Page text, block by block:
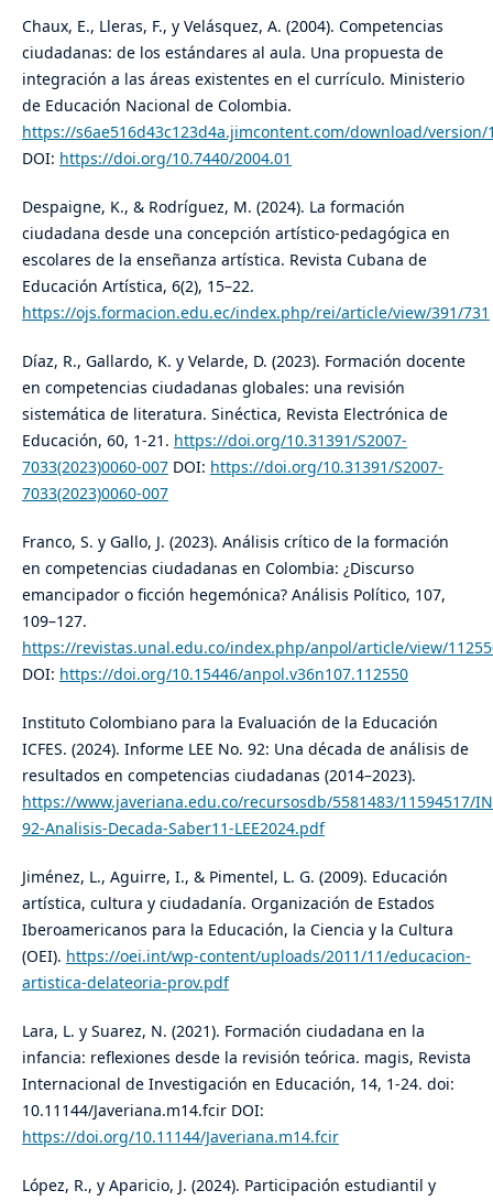
Chaux, E., Lleras, F., y Velásquez, A. (2004). Competencias
ciudadanas: de los estándares al aula. Una propuesta de
integración a las áreas existentes en el currículo. Ministerio
de Educación Nacional de Colombia.
https://s6ae516d43c123d4a.jimcontent.com/download/version/
DOI: https://doi.org/10.7440/2004.01
Despaigne, K., & Rodríguez, M. (2024). La formación
ciudadana desde una concepción artístico-pedagógica en
escolares de la enseñanza artística. Revista Cubana de
Educación Artística, 6(2), 15–22.
https://ojs.formacion.edu.ec/index.php/rei/article/view/391/731
Díaz, R., Gallardo, K. y Velarde, D. (2023). Formación docente
en competencias ciudadanas globales: una revisión
sistemática de literatura. Sinéctica, Revista Electrónica de
Educación, 60, 1-21. https://doi.org/10.31391/S2007-
7033(2023)0060-007DOI: https://doi.org/10.31391/S2007-
7033(2023)0060-007
Franco, S. y Gallo, J. (2023). Análisis crítico de la formación
en competencias ciudadanas en Colombia: ¿Discurso
emancipador o ficción hegemónica? Análisis Político, 107,
109–127.
https://revistas.unal.edu.co/index.php/anpol/article/view/
DOI: https://doi.org/10.15446/anpol.v36n107.112550
Instituto Colombiano para la Evaluación de la Educación
ICFES. (2024). Informe LEE No. 92: Una década de análisis de
resultados en competencias ciudadanas (2014–2023).
https://www.javeriana.edu.co/recursosdb/5581483/11594517/
92-Analisis-Decada-Saber11-LEE2024.pdf
Jiménez, L., Aguirre, I., & Pimentel, L. G. (2009). Educación
artística, cultura y ciudadanía. Organización de Estados
Iberoamericanos para la Educación, la Ciencia y la Cultura
(OEI). https://oei.int/wp-content/uploads/2011/11/educacion-
artistica-delateoria-prov.pdf
Lara, L. y Suarez, N. (2021). Formación ciudadana en la
infancia: reflexiones desde la revisión teórica. magis, Revista
Internacional de Investigación en Educación, 14, 1-24. doi:
10.11144/Javeriana.m14.fcir DOI:
https://doi.org/10.11144/Javeriana.m14.fcir
López, R., y Aparicio, J. (2024). Participación estudiantil y